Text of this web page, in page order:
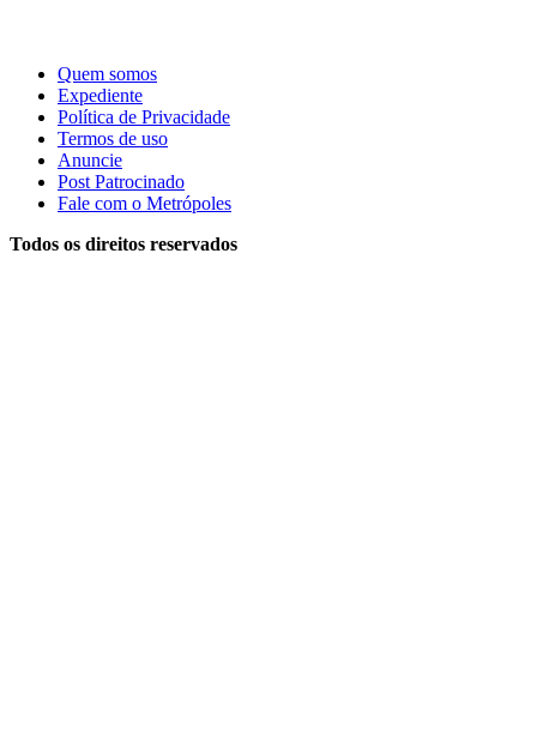
Quem somos
Expediente
Política de Privacidade
Termos de uso
Anuncie
Post Patrocinado
Fale com o Metrópoles
Todos os direitos reservados